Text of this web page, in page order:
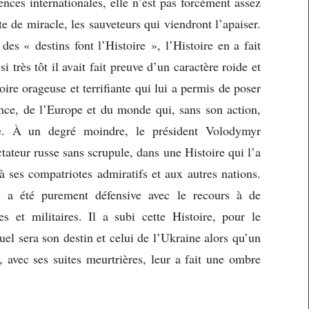
de miracle, les sauveteurs qui viendront l’apaiser.
« destins font l’Histoire », l’Histoire en a fait
très tôt il avait fait preuve d’un caractère roide et
orageuse et terrifiante qui lui a permis de poser
de l’Europe et du monde qui, sans son action,
À un degré moindre, le président Volodymyr
russe sans scrupule, dans une Histoire qui l’a
ses compatriotes admiratifs et aux autres nations.
été purement défensive avec le recours à de
et militaires. Il a subi cette Histoire, pour le
sera son destin et celui de l’Ukraine alors qu’un
ses suites meurtrières, leur a fait une ombre